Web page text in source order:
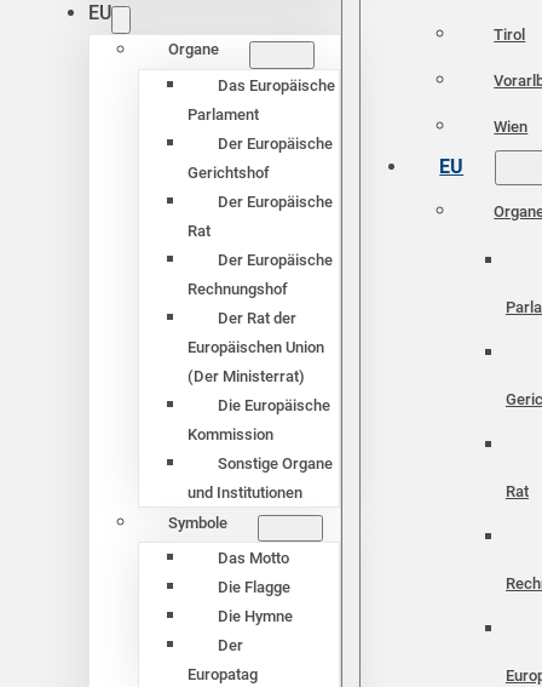
EU
Organe
Das Europäische
Parlament
Der Europäische
Gerichtshof
Der Europäische
Rat
Der Europäische
Rechnungshof
Der Rat der
Europäischen Union
(Der Ministerrat)
Die Europäische
Kommission
Sonstige Organe
und Institutionen
Symbole
Das Motto
Die Flagge
Die Hymne
Der
Europatag
Tirol
Wien
EU
Rat